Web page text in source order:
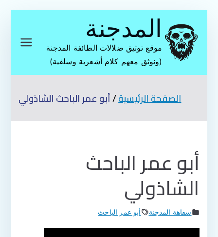
المحتوى
المدجنة
موقع توثيق ضلالات الطائفة المدجنة
(ونوثق معهم كلام أشعرية وسلفية)
الصفحة الرئيسية أبو عمر الباحث الشاذولي
أبو عمر الباحث
الشاذولي
سفاهة المدجنة أبو عمر الباحث